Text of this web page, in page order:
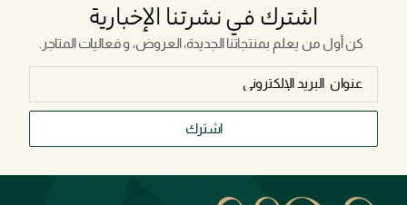
اشترك في نشرتنا الإخبارية
كن أول من يعلم بمنتجاتنا الجديدة، العروض، و فعاليات المتاجر.
اشترك